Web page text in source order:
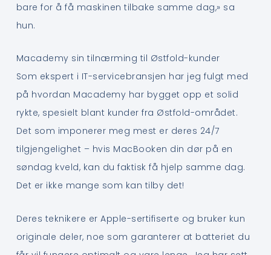
bare for å få maskinen tilbake samme dag,» sa
hun.
Macademy sin tilnærming til Østfold-kunder
Som ekspert i IT-servicebransjen har jeg fulgt med
på hvordan Macademy har bygget opp et solid
rykte, spesielt blant kunder fra Østfold-området.
Det som imponerer meg mest er deres 24/7
tilgjengelighet – hvis MacBooken din dør på en
søndag kveld, kan du faktisk få hjelp samme dag.
Det er ikke mange som kan tilby det!
Deres teknikere er Apple-sertifiserte og bruker kun
originale deler, noe som garanterer at batteriet du